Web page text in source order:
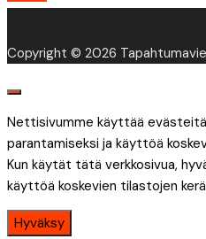
Copyright © 2026
Nettisivumme käyttää
parantamiseksi ja käyttöä
Kun käytät tätä verkkosivua,
käyttöä koskevien tilastojen
Hyväksy